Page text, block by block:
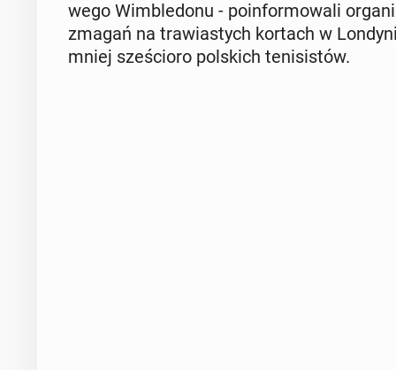
we­go Wim­ble­do­nu - po­in­for­mo­wa­li
zmagań na tra­wia­stych kortach w
mniej sze­ścio­ro pol­skich te­ni­si­stów.